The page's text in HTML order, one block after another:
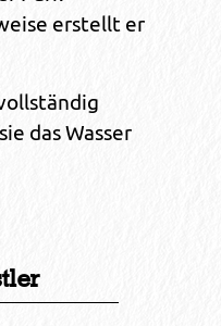
erstellt er
das Wasser